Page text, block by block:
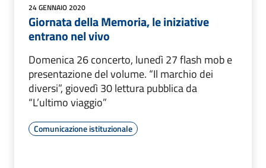
24 GENNAIO 2020
Giornata della Memoria, le iniziative
entrano nel vivo
Domenica 26 concerto, lunedì 27 flash mob e
presentazione del volume. “Il marchio dei
diversi”, giovedì 30 lettura pubblica da
“L’ultimo viaggio”
Comunicazione istituzionale